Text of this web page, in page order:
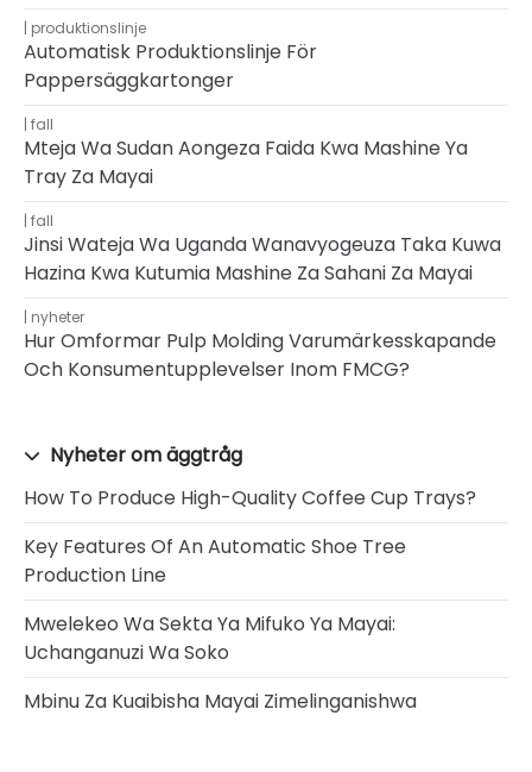
produktionslinje
Automatisk Produktionslinje För
Pappersäggkartonger
fall
Mteja Wa Sudan Aongeza Faida Kwa Mashine Ya
Tray Za Mayai
fall
Jinsi Wateja Wa Uganda Wanavyogeuza Taka Kuwa
Hazina Kwa Kutumia Mashine Za Sahani Za Mayai
nyheter
Hur Omformar Pulp Molding Varumärkesskapande
Och Konsumentupplevelser Inom FMCG?
Nyheter om äggtråg
How To Produce High-Quality Coffee Cup Trays?
Key Features Of An Automatic Shoe Tree
Production Line
Mwelekeo Wa Sekta Ya Mifuko Ya Mayai:
Uchanganuzi Wa Soko
Mbinu Za Kuaibisha Mayai Zimelinganishwa